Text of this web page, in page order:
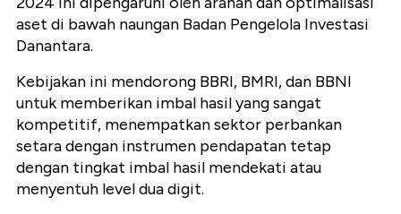
aset di bawah naungan Badan Pengelola Investasi
Danantara.
Kebijakan ini mendorong BBRI, BMRI, dan BBNI
untuk memberikan imbal hasil yang sangat
kompetitif, menempatkan sektor perbankan
setara dengan instrumen pendapatan tetap
dengan tingkat imbal hasil mendekati atau
menyentuh level dua digit.